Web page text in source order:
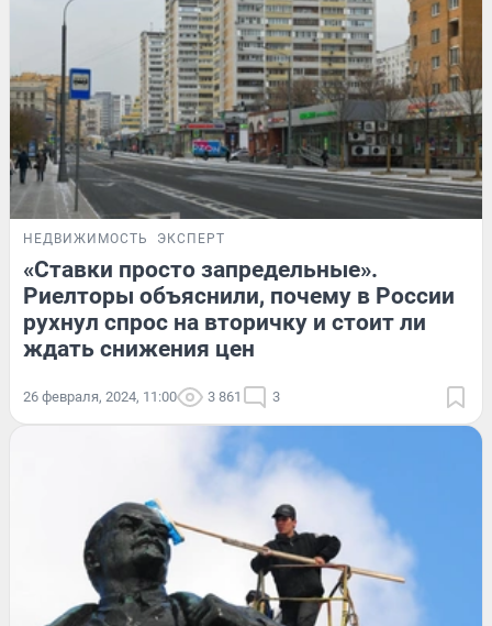
НЕДВИЖИМОСТЬ ЭКСПЕРТ
«Ставки просто запредельные».
Риелторы объяснили, почему в России
рухнул спрос на вторичку и стоит ли
ждать снижения цен
26 февраля, 2024, 11:00 3 861 3